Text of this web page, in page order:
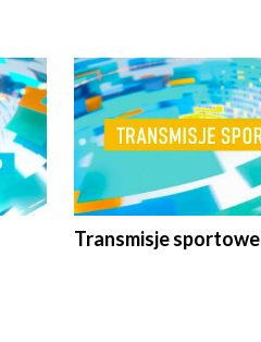
Transmisje sportowe